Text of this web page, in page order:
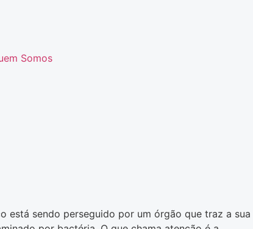
Somos
está sendo perseguido por um órgão que traz a sua